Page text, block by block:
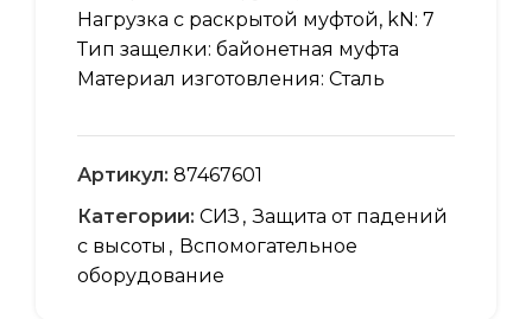
Нагрузка с раскрытой муфтой, kN: 7
Тип защелки: байонетная муфта
Материал изготовления: Сталь
Артикул: 87467601
Категории: СИЗ , Защита от падений
с высоты , Вспомогательное
оборудование